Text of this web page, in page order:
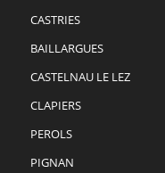
CASTRIES
BAILLARGUES
CASTELNAU LE LEZ
CLAPIERS
PEROLS
PIGNAN